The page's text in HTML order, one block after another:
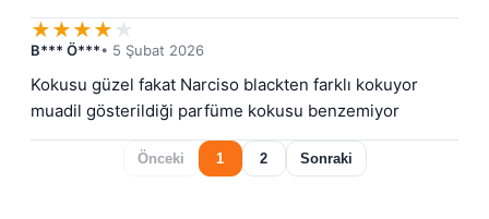
★★★★ ★
B*** Ö***• 5 Şubat 2026
Kokusu güzel fakat Narciso blackten farklı kokuyor
muadil gösterildiği parfüme kokusu benzemiyor
Önceki 1 2 Sonraki